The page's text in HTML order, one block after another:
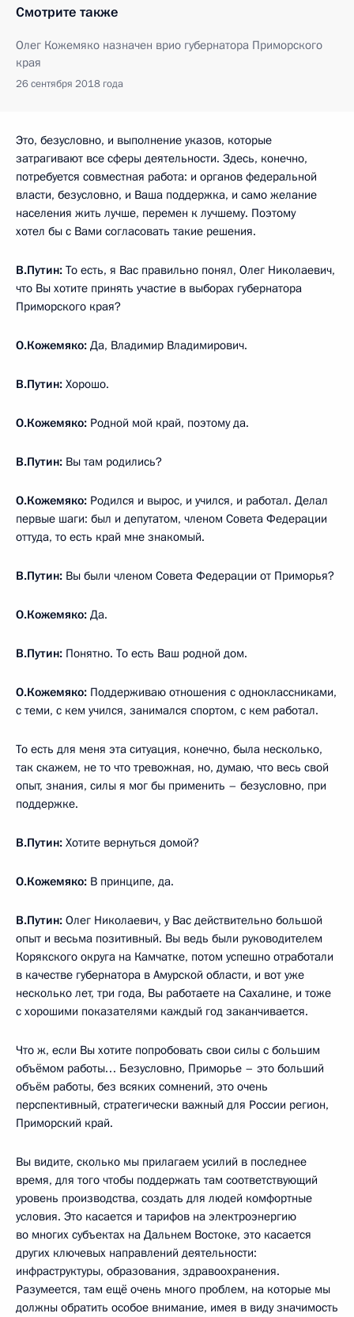
Смотрите также
Олег Кожемяко назначен врио губернатора Приморского
края
26 сентября 2018 года
Это, безусловно, и выполнение указов, которые
затрагивают все сферы деятельности. Здесь, конечно,
потребуется совместная работа: и органов федеральной
власти, безусловно, и Ваша поддержка, и само желание
населения жить лучше, перемен к лучшему. Поэтому
хотел бы с Вами согласовать такие решения.
В.Путин: То есть, я Вас правильно понял, Олег Николаевич,
что Вы хотите принять участие в выборах губернатора
Приморского края?
О.Кожемяко: Да, Владимир Владимирович.
В.Путин: Хорошо.
О.Кожемяко: Родной мой край, поэтому да.
В.Путин: Вы там родились?
О.Кожемяко: Родился и вырос, и учился, и работал. Делал
первые шаги: был и депутатом, членом Совета Федерации
оттуда, то есть край мне знакомый.
В.Путин: Вы были членом Совета Федерации от Приморья?
О.Кожемяко: Да.
В.Путин: Понятно. То есть Ваш родной дом.
О.Кожемяко: Поддерживаю отношения с одноклассниками,
с теми, с кем учился, занимался спортом, с кем работал.
То есть для меня эта ситуация, конечно, была несколько,
так скажем, не то что тревожная, но, думаю, что весь свой
опыт, знания, силы я мог бы применить – безусловно, при
поддержке.
В.Путин: Хотите вернуться домой?
О.Кожемяко: В принципе, да.
В.Путин: Олег Николаевич, у Вас действительно большой
опыт и весьма позитивный. Вы ведь были руководителем
Корякского округа на Камчатке, потом успешно отработали
в качестве губернатора в Амурской области, и вот уже
несколько лет, три года, Вы работаете на Сахалине, и тоже
с хорошими показателями каждый год заканчивается.
Что ж, если Вы хотите попробовать свои силы с большим
объёмом работы… Безусловно, Приморье – это больший
объём работы, без всяких сомнений, это очень
перспективный, стратегически важный для России регион,
Приморский край.
Вы видите, сколько мы прилагаем усилий в последнее
время, для того чтобы поддержать там соответствующий
уровень производства, создать для людей комфортные
условия. Это касается и тарифов на электроэнергию
во многих субъектах на Дальнем Востоке, это касается
других ключевых направлений деятельности:
инфраструктуры, образования, здравоохранения.
Разумеется, там ещё очень много проблем, на которые мы
должны обратить особое внимание, имея в виду значимость